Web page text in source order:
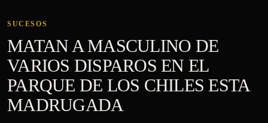
SUCESOS
MATAN A MASCULINO DE
VARIOS DISPAROS EN EL
PARQUE DE LOS CHILES ESTA
MADRUGADA